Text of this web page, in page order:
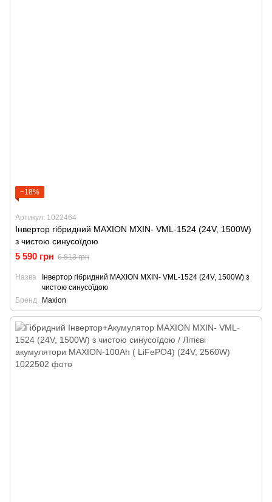
−18%
Артикул: 1022464
Інвертор гібридний MAXION MXIN- VML-1524 (24V, 1500W)
з чистою синусоїдою
5 590 грн 6 813 грн
Назва
Інвертор гібридний MAXION MXIN- VML-1524 (24V, 1500W) з
чистою синусоїдою
Бренд
Maxion